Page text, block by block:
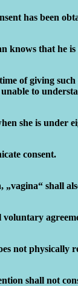
has been
knows that he
of giving
to
she is under
consent.
„vagina“ shall
voluntary
not physically
shall not